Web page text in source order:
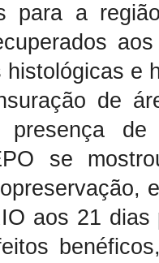
para a
histológicas e
de
presença
se
aos 21